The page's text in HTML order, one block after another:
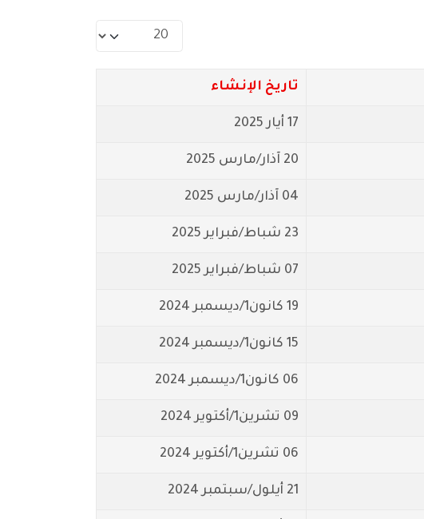
عدد الإظهارات:
تاريخ الإنشاء
17 أيار 2025
20 آذار/مارس 2025
04 آذار/مارس 2025
23 شباط/فبراير 2025
07 شباط/فبراير 2025
19 كانون1/ديسمبر 2024
15 كانون1/ديسمبر 2024
06 كانون1/ديسمبر 2024
09 تشرين1/أكتوير 2024
06 تشرين1/أكتوير 2024
21 أيلول/سبتمبر 2024